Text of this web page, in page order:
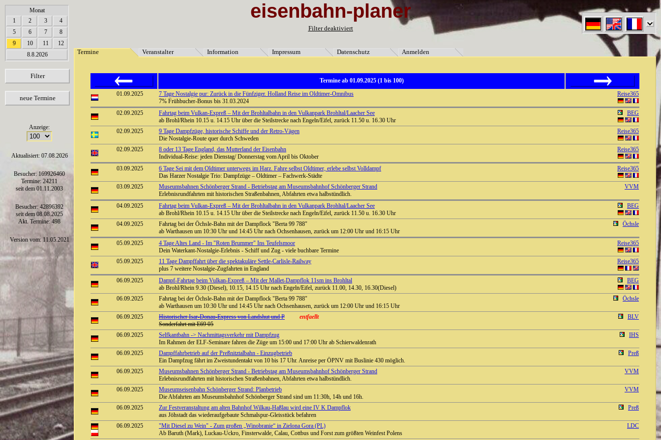
array(6) { [0]=> string(7) "Termine" [1]=> string(12) "Veranstalter" [2]=> string(11) "Information" [3]=> string(9) "Impressum" [5]=> string(11) "Datenschutz" [4]=> string(8) "Anmelden" }
eisenbahn-planer
Filter deaktiviert
Termine Veranstalter Information Impressum Datenschutz Anmelden
090909090909090909090909
Monat
1
2 3
4
5
6 7
8
9
10 11
12
8.8.2026
Filter
neue Termine
Anzeige:
Aktualisiert: 07.08.2026
Besucher: 169926460
Termine: 24211
seit dem 01.11.2003
Besucher: 42896392
seit dem 08.08.2025
Akt. Termine: 498
Version vom: 11.05.2021
Termine ab 01.09.2025 (1 bis 100)
01.09.2025
7 Tage Nostalgie pur: Zurück in die Fünfziger. Holland Reise im Oldtimer-Omnibus
7% Frühbucher-Bonus bis 31.03.2024
Reise365
02.09.2025
Fahrtag beim Vulkan-Expreß – Mit der Brohltalbahn in den Vulkanpark Brohltal/Laacher See
ab Brohl/Rhein 10.15 u. 14.15 Uhr über die Steilstrecke nach Engeln/Eifel, zurück 11.50 u. 16.30 Uhr
BEG
02.09.2025
9 Tage Dampfzüge, historische Schiffe und der Retro-Vägen
Die Nostalgie-Route quer durch Schweden
Reise365
02.09.2025
8 oder 13 Tage England, das Mutterland der Eisenbahn
Individual-Reise: jeden Dienstag/ Donnerstag vom April bis Oktober
Reise365
03.09.2025
6 Tage Sei mit dem Oldtimer unterwegs im Harz. Fahre selbst Oldtimer, erlebe selbst Volldampf
Das Harzer Nostalgie Trio: Dampfzüge – Oldtimer – Fachwerk-Städte
Reise365
03.09.2025
Museumsbahnen Schönberger Strand - Betriebstag am Museumsbahnhof Schönberger Strand
Erlebnisrundfahrten mit historischen Straßenbahnen, Abfahrten etwa halbstündlich.
VVM
04.09.2025
Fahrtag beim Vulkan-Expreß – Mit der Brohltalbahn in den Vulkanpark Brohltal/Laacher See
ab Brohl/Rhein 10.15 u. 14.15 Uhr über die Steilstrecke nach Engeln/Eifel, zurück 11.50 u. 16.30 Uhr
BEG
04.09.2025
Fahrtag bei der Öchsle-Bahn mit der Dampflock "Berta 99 788"
ab Warthausen um 10:30 Uhr und 14:45 Uhr nach Ochsenhausen, zurück um 12:00 Uhr und 16:15 Uhr
Öchsle
05.09.2025
4 Tage Altes Land - Im "Roten Brummer" Ins Teufelsmoor
Dein Waterkant-Nostalgie-Erlebnis - Schiff und Zug - viele buchbare Termine
Reise365
05.09.2025
11 Tage Dampffahrt über die spektakuläre Settle-Carlisle-Railway
plus 7 weitere Nostalgie-Zugfahrten in England
Reise365
06.09.2025
Dampf-Fahrtag beim Vulkan-Expreß – Mit der Mallet-Dampflok 11sm ins Brohltal
ab Brohl/Rhein 9.30 (Diesel), 10.15, 14.15 Uhr nach Engeln/Eifel, zurück 11.00, 14.30, 16.30(Diesel)
BEG
06.09.2025
Fahrtag bei der Öchsle-Bahn mit der Dampflock "Berta 99 788"
ab Warthausen um 10:30 Uhr und 14:45 Uhr nach Ochsenhausen, zurück um 12:00 Uhr und 16:15 Uhr
Öchsle
06.09.2025 Historischer Isar-Donau-Express von Landshut und P
entfaellt
Sonderfahrt mit E69 05
BLV
06.09.2025
Selfkantbahn -> Nachmittagsverkehr mit Dampfzug
Im Rahmen der ELF-Seminare fahren die Züge um 15:00 und 17:00 Uhr ab Schierwaldenrath
IHS
06.09.2025
Dampffahrbetrieb auf der Preßnitztalbahn - Einzugbetrieb
Ein Dampfzug fährt im Zweistundentakt von 10 bis 17 Uhr. Anreise per ÖPNV mit Buslinie 430 möglich.
Preß
06.09.2025
Museumsbahnen Schönberger Strand - Betriebstag am Museumsbahnhof Schönberger Strand
Erlebnisrundfahrten mit historischen Straßenbahnen, Abfahrten etwa halbstündlich.
VVM
06.09.2025
Museumseisenbahn Schönberger Strand: Planbetrieb
Die Abfahrten am Museumsbahnhof Schönberger Strand sind um 11:30h, 14h und 16h.
VVM
06.09.2025
Zur Festveranstaltung am alten Bahnhof Wilkau-Haßlau wird eine IV K Dampflok
aus Jöhstadt das wiederaufgebaute Schmalspur-Gleisstück befahren
Preß
06.09.2025
"Mit Diesel zu Wein" - Zum großen „Winobranie“ in Zielona Gora (PL)
Ab Baruth (Mark), Luckau-Uckro, Finsterwalde, Calau, Cottbus und Forst zum größten Weinfest Polens
LDC